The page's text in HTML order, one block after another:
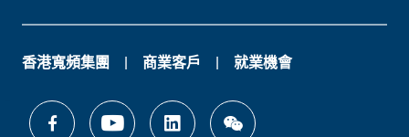
香港寬頻集團 商業客戶 就業機會